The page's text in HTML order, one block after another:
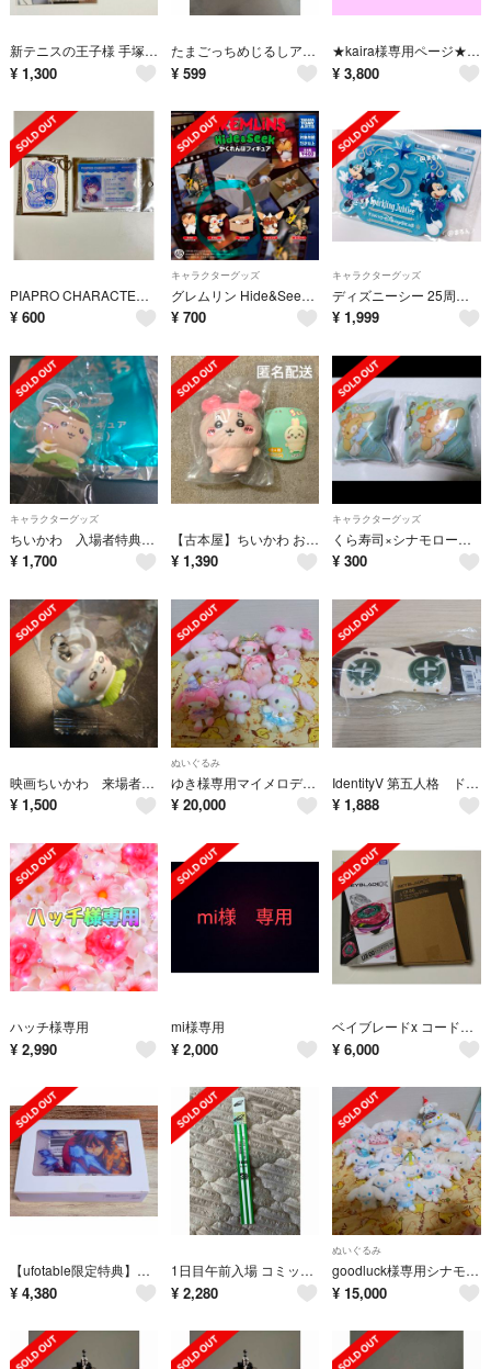
新テニスの王子様 手塚国光 Chugai Grace Cafe マグネット 通販特典
¥ 1,300
たまごっちめじるしアクセサリー ぽちっち
¥ 599
★kaira様専用ページ★おそ松さんアクリルスタンド
¥ 3,800
PIAPRO CHARACTERS KAITO アクリルキーホルダー 学生証風カード セット
¥ 600
キャラクターグッズ
グレムリン Hide&Seek かくれんぼフィギュア 2体セット
¥ 700
キャラクターグッズ
ディズニーシー 25周年 スパークリングジュビリー マグネット ディズニー
¥ 1,999
キャラクターグッズ
ちいかわ 入場者特典 第1弾 めじるしチャーム ミニフィギュア くりまんじゅう
¥ 1,700
【古本屋】ちいかわ おすわりぬいぐるみ2
¥ 1,390
キャラクターグッズ
くら寿司×シナモロール コラボ クッションチャーム カプチーノ ２個セット
¥ 300
映画ちいかわ 来場者特典 モモンガ
¥ 1,500
ぬいぐるみ
ゆき様専用マイメロディマスコットセット
¥ 20,000
IdentityV 第五人格 ドンキ アイマスク
¥ 1,888
ハッチ様専用
¥ 2,990
mi様専用
¥ 2,000
ベイブレードx コード使用済み クラーケンリグルS3-70O メタルコート UX 00 スコーピオスピア マゼンダ
¥ 6,000
【ufotable限定特典】鬼滅の刃 無限城編 猗窩座再来 『バトルシーンアクリルスタンド 冨岡義勇』完全生産限定版
¥ 4,380
1日目午前入場 コミックマーケット108 リストバンド型参加証 コミケ C108
¥ 2,280
ぬいぐるみ
goodluck様専用シナモロールぬいぐるみとマスコットセット
¥ 15,000